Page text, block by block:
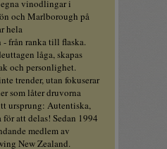
vinodlingar i
och Marlborough på
hela
- från ranka till flaska.
låga, skapas
och personlighet.
trender, utan fokuserar
som låter druvorna
ursprung: Autentiska,
att delas! Sedan 1994
medlem av
New Zealand.